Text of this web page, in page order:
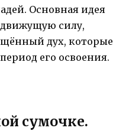
Основная идея
силу,
дух, которые
его освоения.
сумочке.